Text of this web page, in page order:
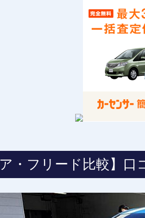
ア・フリード比較】口